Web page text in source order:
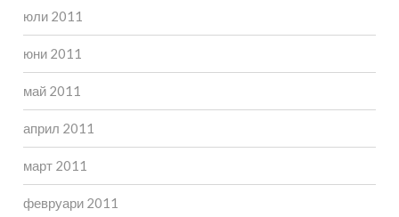
юли 2011
юни 2011
май 2011
април 2011
март 2011
февруари 2011